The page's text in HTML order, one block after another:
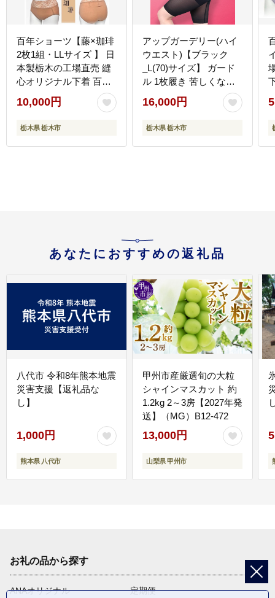
百年ショーツ【藤×珈琲
2枚1組・LLサイズ 】 日
本製栃木の工場直売 縫
心オリジナル下着 百年
変わらない究極のスタ
ンダードショーツ【衣
料 ファッション 人気 お
10,000円
栃木県 栃木市
アップガーデリー(ハイ
ウエスト)【ブラック
_L(70)サイズ】 ガード
ル 1枚履き 苦しくない
丸まらない 蒸れない
【衣料 ファッション 人
気 おすすめ 】
16,000円
栃木県 栃木市
あなたにおすすめの返礼品
八代市 令和8年熊本地震
災害支援【返礼品な
し】
1,000円
熊本県 八代市
甲州市産厳選旬の大粒
シャインマスカット 約
1.2kg 2～3房【2027年発
送】（MG）B12-472
13,000円
山梨県 甲州市
お礼の品から探す
ANAオリジナル
定期便